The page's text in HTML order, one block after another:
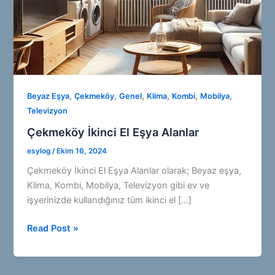
Beyaz Eşya,Çekmeköy,Genel, Klima, Kombi, Mobilya,
Televizyon
Çekmeköy İkinci El Eşya Alanlar
esylog /Ekim 16, 2024
Çekmeköy İkinci El Eşya Alanlar olarak; Beyaz eşya,
Klima, Kombi, Mobilya, Televizyon gibi ev ve
işyerinizde kullandığınız tüm ikinci el […]
Çekmeköy
El
Read Post »